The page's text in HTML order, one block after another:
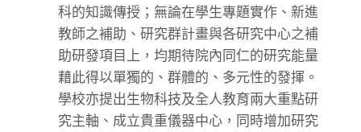
科的知識傳授；無論在學生專題實作、新進
教師之補助、研究群計畫與各研究中心之補
助研發項目上，均期待院內同仁的研究能量
藉此得以單獨的、群體的、多元性的發揮。
學校亦提出生物科技及全人教育兩大重點研
究主軸、成立貴重儀器中心，同時增加研究